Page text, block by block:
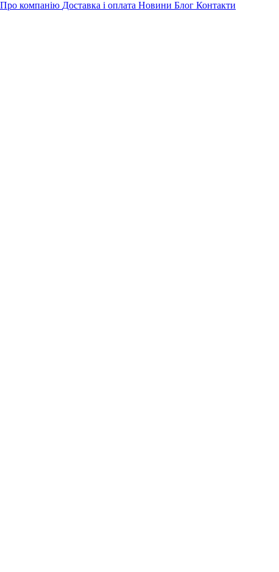
Про компанію Доставка і оплата Новини Блог Контакти